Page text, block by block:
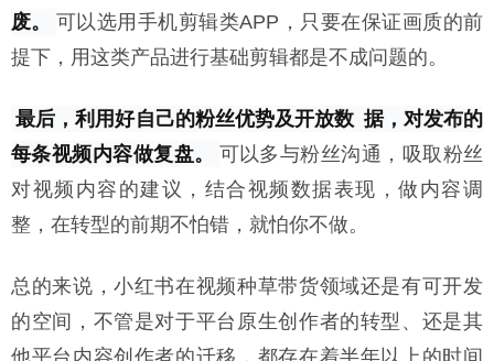
废。
可以选用手机剪辑类APP，只要在保证画质的前
提下，用这类产品进行基础剪辑都是不成问题的。
最后，利用好自己的粉丝优势及开放数 据，对发布的
每条视频内容做复盘。
可以多与粉丝沟通，吸取粉丝
对视频内容的建议，结合视频数据表现，做内容调
整，在转型的前期不怕错，就怕你不做。
总的来说，小红书在视频种草带货领域还是有可开发
的空间，不管是对于平台原生创作者的转型、还是其